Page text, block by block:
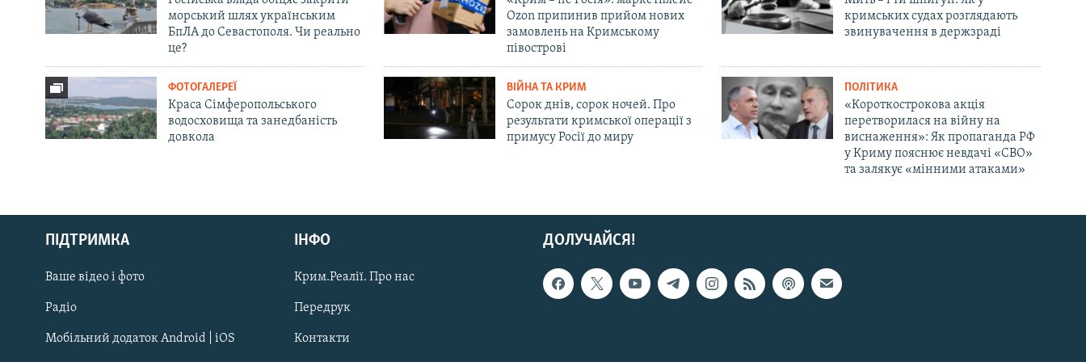
Русский
Qırımtatar
ДОЛУЧАЙСЯ!
морський шлях українським
БпЛА до Севастополя. Чи реально
це?
Ozon припинив прийом нових
замовлень на Кримському
півострові
кримських судах розглядають
звинувачення в держзраді
ФОТОГАЛЕРЕЇ
Краса Сімферопольського
водосховища та занедбаність
довкола
ВІЙНА ТА КРИМ
Сорок днів, сорок ночей. Про
результати кримської операції з
примусу Росії до миру
ПОЛІТИКА
«Короткострокова акція
перетворилася на війну на
виснаження»: Як пропаганда РФ
у Криму пояснює невдачі «СВО»
та залякує «мінними атаками»
ДОЛУЧАЙСЯ!
ПІДТРИМКА
Ваше відео і фото
Радіо
Мобільний додаток Android | iOS
ІНФО
Крим.Реалії. Про нас
Передрук
Контакти